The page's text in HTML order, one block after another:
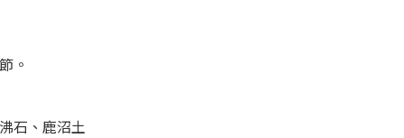
。
石、鹿沼土